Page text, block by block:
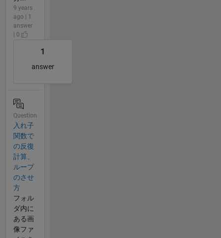
9 years
ago | 1
answer
| 0
1
answer
Question
入れ子
関数で
の反復
計算、
ループ
のさせ
方
フォル
ダ内に
ある画
像ファ